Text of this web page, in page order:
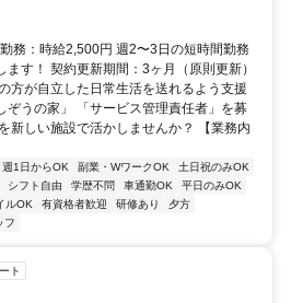
務：時給2,500円 週2〜3日の短時間勤務
す！ 契約更新期間：3ヶ月（原則更新）
方が自立した日常生活を送れるよう支援
ぞうの家」 「サービス管理責任者」を募
新しい施設で活かしませんか？ 【業務内
週1日からOK 副業・WワークOK
土日祝のみOK
シフト自由 学歴不問 車通勤OK
平日のみOK
ルOK 有資格者歓迎 研修あり
夕方
フ
ト